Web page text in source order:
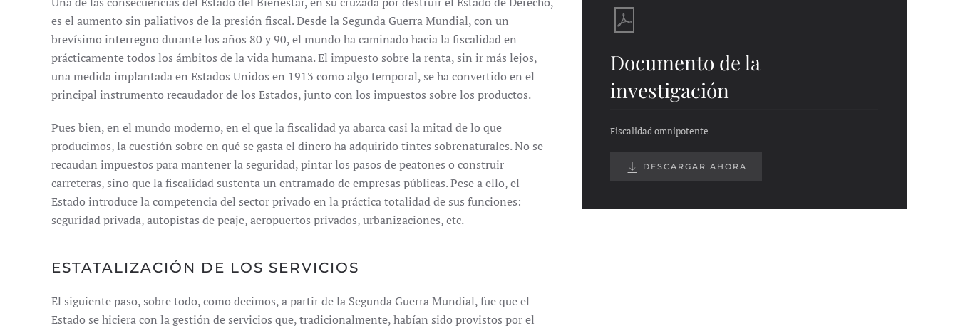
es el aumento sin paliativos de la presión fiscal. Desde la Segunda Guerra Mundial, con un
brevísimo interregno durante los años 80 y 90, el mundo ha caminado hacia la fiscalidad en
prácticamente todos los ámbitos de la vida humana. El impuesto sobre la renta, sin ir más lejos,
una medida implantada en Estados Unidos en 1913 como algo temporal, se ha convertido en el
principal instrumento recaudador de los Estados, junto con los impuestos sobre los productos.
Pues bien, en el mundo moderno, en el que la fiscalidad ya abarca casi la mitad de lo que
producimos, la cuestión sobre en qué se gasta el dinero ha adquirido tintes sobrenaturales. No se
recaudan impuestos para mantener la seguridad, pintar los pasos de peatones o construir
carreteras, sino que la fiscalidad sustenta un entramado de empresas públicas. Pese a ello, el
Estado introduce la competencia del sector privado en la práctica totalidad de sus funciones:
seguridad privada, autopistas de peaje, aeropuertos privados, urbanizaciones, etc.
ESTATALIZACIÓN DE LOS SERVICIOS
El siguiente paso, sobre todo, como decimos, a partir de la Segunda Guerra Mundial, fue que el
Estado se hiciera con la gestión de servicios que, tradicionalmente, habían sido provistos por el
Documento de la
investigación
Fiscalidad omnipotente
DESCARGAR AHORA